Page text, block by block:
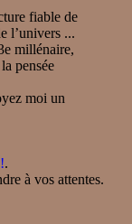
fiable de
l’univers ...
millénaire,
pensée
moi un
.
à vos attentes.